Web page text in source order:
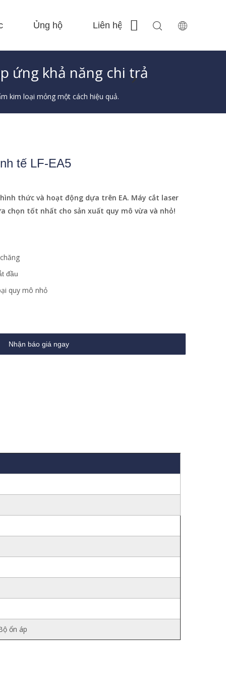
Ủng hộ Liên hệ chúng tôi
ứng khả năng chi trả
kim loại mỏng một cách hiệu quả.
tế LF-EA5
hình thức và hoạt động dựa trên EA. Máy cắt laser
chọn tốt nhất cho sản xuất quy mô vừa và nhỏ!
đầu
quy mô nhỏ
Nhận báo giá ngay
ổn áp